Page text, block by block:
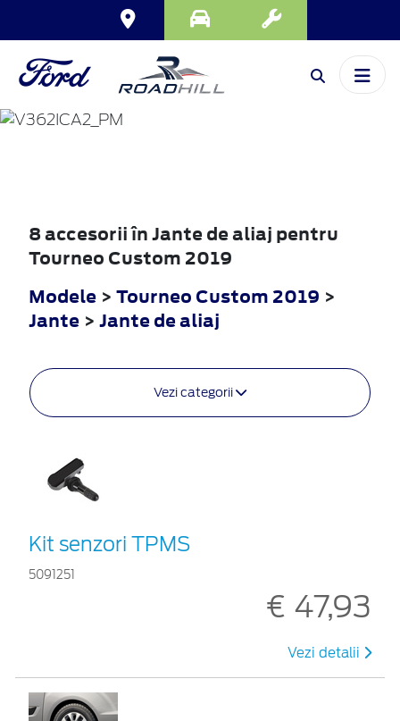
TOURNEO
CUSTOM
8 accesorii în Jante de aliaj pentru
Tourneo Custom 2019
Modele > Tourneo Custom 2019 >
Jante > Jante de aliaj
Vezi categorii
Kit senzori TPMS
5091251
€ 47,93
Vezi detalii